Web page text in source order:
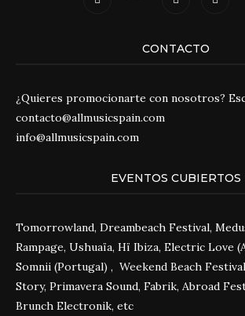
CONTACTO
¿Quieres promocionarte con nosotros?
contacto@allmusicspain.com
info@allmusicspain.com
EVENTOS CUBIERTOS
Tomorrowland, Dreambeach Festival,
Rampage, Ushuaïa, Hï Ibiza, Electric Love
Somnii (Portugal) , Weekend Beach
Story, Primavera Sound, Fabrik, Abroad
Brunch Electronik, etc